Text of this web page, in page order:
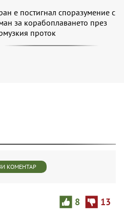
е постигнал споразумение с
за корабоплаването през
проток
КОМЕНТАР
8 13